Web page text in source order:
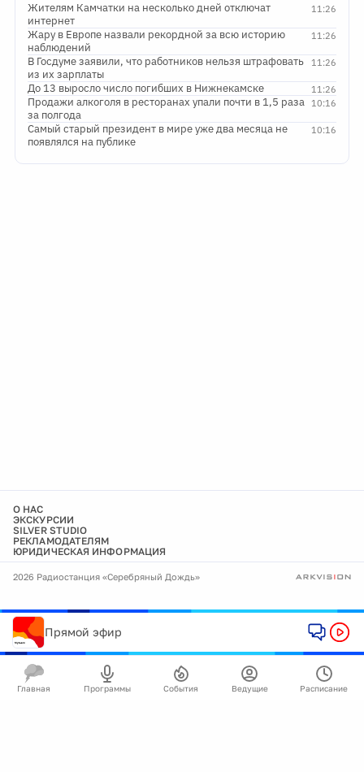
11:26
Жителям Камчатки на несколько дней отключат
интернет
11:26
Жару в Европе назвали рекордной за всю историю
наблюдений
11:26
В Госдуме заявили, что работников нельзя штрафовать
из их зарплаты
11:26
До 13 выросло число погибших в Нижнекамске
10:16
Продажи алкоголя в ресторанах упали почти в 1,5 раза
за полгода
10:16
Самый старый президент в мире уже два месяца не
появлялся на публике
О НАС
ЭКСКУРСИИ
SILVER STUDIO
РЕКЛАМОДАТЕЛЯМ
ЮРИДИЧЕСКАЯ ИНФОРМАЦИЯ
2026 Радиостанция «Серебряный Дождь»
Прямой эфир
Главная Программы События Ведущие Расписание